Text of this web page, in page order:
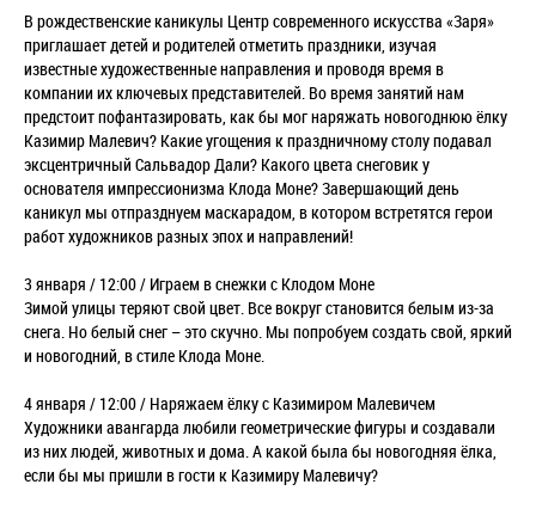
В рождественские каникулы Центр современного искусства «Заря»
приглашает детей и родителей отметить праздники, изучая
известные художественные направления и проводя время в
компании их ключевых представителей. Во время занятий нам
предстоит пофантазировать, как бы мог наряжать новогоднюю ёлку
Казимир Малевич? Какие угощения к праздничному столу подавал
эксцентричный Сальвадор Дали? Какого цвета снеговик у
основателя импрессионизма Клода Моне? Завершающий день
каникул мы отпразднуем маскарадом, в котором встретятся герои
работ художников разных эпох и направлений!
3 января / 12:00 / Играем в снежки с Клодом Моне
Зимой улицы теряют свой цвет. Все вокруг становится белым из-за
снега. Но белый снег – это скучно. Мы попробуем создать свой, яркий
и новогодний, в стиле Клода Моне.
4 января / 12:00 / Наряжаем ёлку с Казимиром Малевичем
Художники авангарда любили геометрические фигуры и создавали
из них людей, животных и дома. А какой была бы новогодняя ёлка,
если бы мы пришли в гости к Казимиру Малевичу?